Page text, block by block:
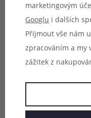
V boční části e-
ovládací tlačítko,
vzduchu do
si tak budete moci
zážitek z klasického
zároveň o
marketingovým
Googlu i dalších
Přijmout vše nám
zpracováním a my
zážitek z